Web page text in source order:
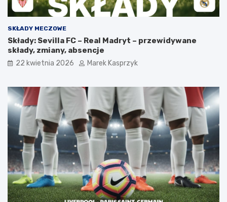
SKŁADY MECZOWE
Składy: Sevilla FC – Real Madryt – przewidywane
składy, zmiany, absencje
22 kwietnia 2026 Marek Kasprzyk